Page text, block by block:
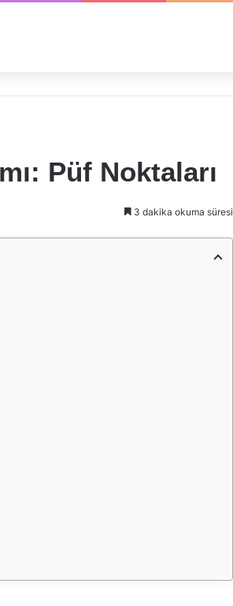
Püf Noktaları
3 dakika okuma süresi